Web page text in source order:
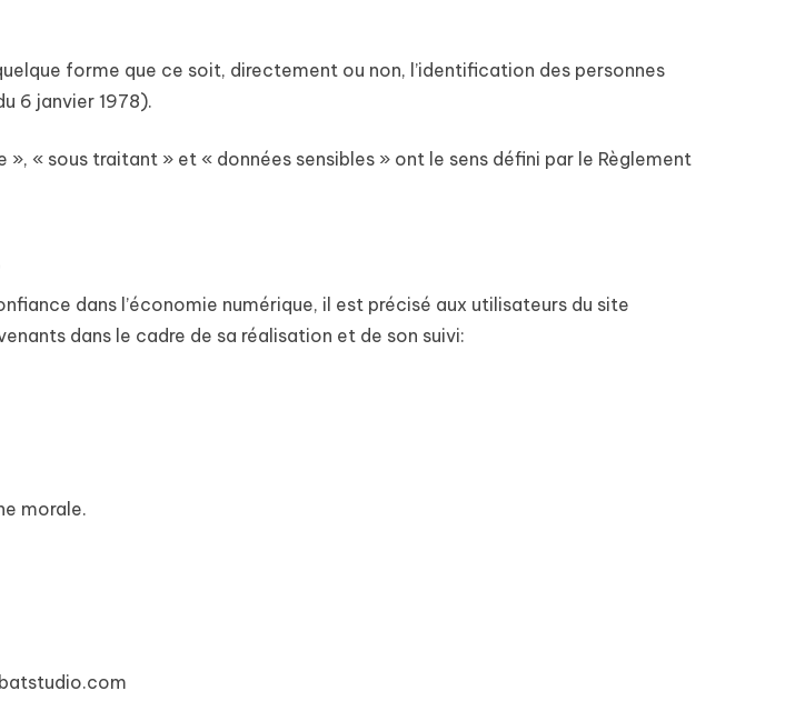
forme que ce soit, directement ou non, l’identification des personnes
6 janvier 1978).
« sous traitant » et « données sensibles » ont le sens défini par le Règlement
dans l’économie numérique, il est précisé aux utilisateurs du site
dans le cadre de sa réalisation et de son suivi:
morale.